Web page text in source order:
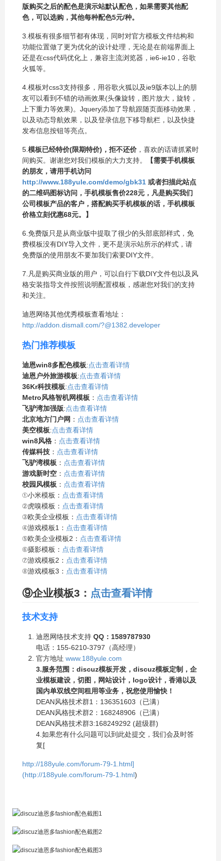
版购买之后的配色是演示站默认配色，如果需要其他配
色，可以选购，其他每种配色5元/种。
3.模板有很多细节都有体现，同时对官方模板文件结构和
功能位置做了更为优化的设计处理，无论是在前端界面上
还是在css代码优化上，兼容主流浏览器，ie6-ie10，谷歌
火狐等。
4.模板对css3支持很多，用谷歌火狐以及ie9版本以上的朋
友可以看到不错的动画效果(头像旋转，图片放大，旋转，
上下重力等效果)。Jquery添加了导航跟随页面移动效果，
以及动态导航效果，以及登录信息下移导航栏，以及快捷
发布信息按钮等亮点。
5. 模板已经特价(限期特价)，拒不还价 ，喜欢的话请抓紧时
间购买。谢谢您对我们模板的大力支持。
【需要手机模板
的朋友，请用手机访问
http://www.188yule.com/demo/gbk31 或者扫描此站点
的二维码图标访问，手机模板售价228元，凡是购买我们
公司模板产品的客户，搭配购买手机模板的话，手机模板
价格立刻优惠68元。】
6.免费版只是从商业版中提取了很少的头部底部样式，免
费模板没有DIY导入文件，更不是演示站所示的样式，请
免费版的使用朋友不要加我们索要DIY文件。
7.凡是购买商业版的用户，可以自行下载DIY文件包以及风
格安装指导文件按照说明配置模板，感谢您对我们的支持
和关注。
迪恩网络其他优秀模板查看地址：
http://addon.dismall.com/?@1382.developer
热门推荐模板
迪恩win8多配色模板:点击查看详情
迪恩户外旅游模板:点击查看详情
36Kr科技模板:点击查看详情
Metro风格智机网模板 ： 点击查看详情
飞驴湾加强版:点击查看详情
北京地方门户网 ： 点击查看详情
美空模板:点击查看详情
win8风格 ： 点击查看详情
传媒科技 ： 点击查看详情
飞驴湾模板 ： 点击查看详情
游戏新时空 ： 点击查看详情
校园风模板 ： 点击查看详情
①小米模板： 点击查看详情
②虎嗅模板： 点击查看详情
③欧美企业模板： 点击查看详情
④游戏模板1： 点击查看详情
⑤欧美企业模板2： 点击查看详情
⑥摄影模板： 点击查看详情
⑦游戏模板2： 点击查看详情
⑧游戏模板3： 点击查看详情
⑨企业模板3： 点击查看详情
技术支持
迪恩网络技术支持 QQ：1589787930
电话：155-6210-3797（高经理）
官方地址 www.188yule.com
3.服务范围：discuz模板开发，discuz模板定制，企
业模板建设，切图，网站设计，logo设计，香港以及
国内单双线空间租用等业务，祝您使用愉快！
DEAN风格技术群1：136351603（已满）
DEAN风格技术群2：168248906（已满）
DEAN风格技术群3:168249292 (超级群)
4.如果您有什么问题可以到此处提交，我们会及时答
复[
http://188yule.com/forum-79-1.html]
(http://188yule.com/forum-79-1.html)